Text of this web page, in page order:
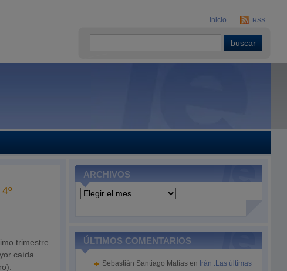
Inicio RSS
trimestre
caída
ARCHIVOS
Archivos
ÚLTIMOS COMENTARIOS
Sebastián Santiago Matías en Irán :Las últimas